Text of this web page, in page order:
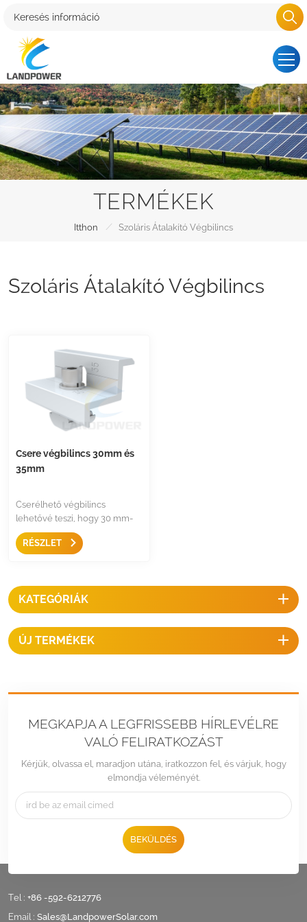
TERMÉKEK
Itthon / Szoláris Átalakító Végbilincs
Szoláris Átalakító Végbilincs
Csere végbilincs 30mm és
35mm
Cserélhető végbilincs
lehetővé teszi, hogy 30 mm-
ről 35 mm-re alakítsa át, csak
tartsa meg ezt a bilincset,
RÉSZLET
KATEGÓRIÁK
ÚJ TERMÉKEK
MEGKAPJA A LEGFRISSEBB HÍRLEVÉLRE
VALÓ FELIRATKOZÁST
Kérjük, olvassa el, maradjon utána, iratkozzon fel, és várjuk, hogy
elmondja véleményét.
BEKÜLDÉS
Tel : +86 -592-6212776
Email : Sales@LandpowerSolar.com